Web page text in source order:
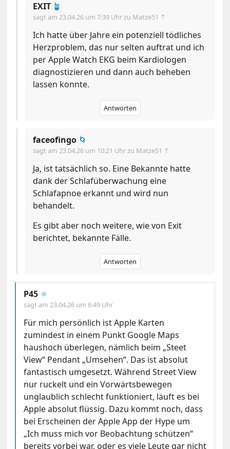
EXIT 🪴
sagt am23.04.26 um 7:39 Uhrzu Matze51 ⇡
Ich hatte über Jahre ein potenziell tödliches
Herzproblem, das nur selten auftrat und ich
per Apple Watch EKG beim Kardiologen
diagnostizieren und dann auch beheben
lassen konnte.
Antworten
faceofingo 🌀
sagt am23.04.26 um 10:21 Uhrzu Matze51 ⇡
Ja, ist tatsächlich so. Eine Bekannte hatte
dank der Schlafüberwachung eine
Schlafapnoe erkannt und wird nun
behandelt.
Es gibt aber noch weitere, wie von Exit
berichtet, bekannte Fälle.
Antworten
P45 🔅
sagt am23.04.26 um 6:49 Uhr
Für mich persönlich ist Apple Karten
zumindest in einem Punkt Google Maps
haushoch überlegen, nämlich beim „Steet
View“ Pendant „Umsehen“. Das ist absolut
fantastisch umgesetzt. Während Street View
nur ruckelt und ein Vorwärtsbewegen
unglaublich schlecht funktioniert, läuft es bei
Apple absolut flüssig. Dazu kommt noch, dass
bei Erscheinen der Apple App der Hype um
„Ich muss mich vor Beobachtung schützen“
bereits vorbei war, oder es viele Leute gar nicht